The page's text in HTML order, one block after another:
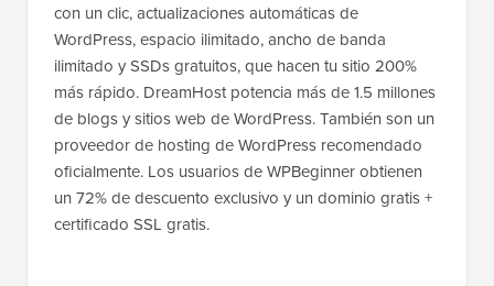
con un clic, actualizaciones automáticas de
WordPress, espacio ilimitado, ancho de banda
ilimitado y SSDs gratuitos, que hacen tu sitio 200%
más rápido. DreamHost potencia más de 1.5 millones
de blogs y sitios web de WordPress. También son un
proveedor de hosting de WordPress recomendado
oficialmente. Los usuarios de WPBeginner obtienen
un 72% de descuento exclusivo y un dominio gratis +
certificado SSL gratis.